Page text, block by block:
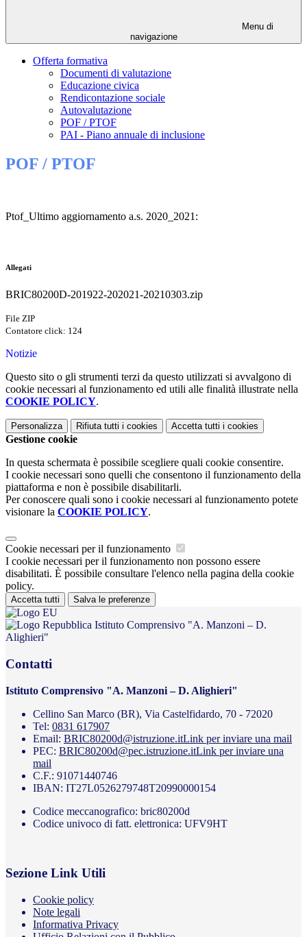
Menu di
navigazione
Offerta formativa
Documenti di valutazione
Educazione civica
Rendicontazione sociale
Autovalutazione
POF / PTOF
PAI - Piano annuale di inclusione
POF / PTOF
Ptof_Ultimo aggiornamento a.s. 2020_2021:
Allegati
BRIC80200D-201922-202021-20210303.zip
File ZIP
Contatore click: 124
Notizie
Questo sito o gli strumenti terzi da questo utilizzati si avvalgono di
cookie necessari al funzionamento ed utili alle finalità illustrate nella
COOKIE POLICY.
Personalizza Rifiuta tutti i cookies Accetta tutti i cookies
Gestione cookie
In questa schermata è possibile scegliere quali cookie consentire.
I cookie necessari sono quelli che consentono il funzionamento della
piattaforma e non è possibile disabilitarli.
Per conoscere quali sono i cookie necessari al funzionamento potete
visionare la COOKIE POLICY.
Cookie necessari per il funzionamento
I cookie necessari per il funzionamento non possono essere
disabilitati. È possibile consultare l'elenco nella pagina della cookie
policy.
Accetta tutti Salva le preferenze
Istituto Comprensivo "A. Manzoni – D.
Alighieri"
Contatti
Istituto Comprensivo "A. Manzoni – D. Alighieri"
Cellino San Marco (BR), Via Castelfidardo, 70 - 72020
Tel: 0831 617907
Email: BRIC80200d@istruzione.itLink per inviare una mail
PEC: BRIC80200d@pec.istruzione.itLink per inviare una
mail
C.F.: 91071440746
IBAN: IT27L0526279748T20990000154
Codice meccanografico: bric80200d
Codice univoco di fatt. elettronica: UFV9HT
Sezione Link Utili
Cookie policy
Note legali
Informativa Privacy